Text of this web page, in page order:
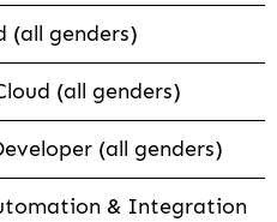
(all genders)
(all genders)
(all genders)
& Integration